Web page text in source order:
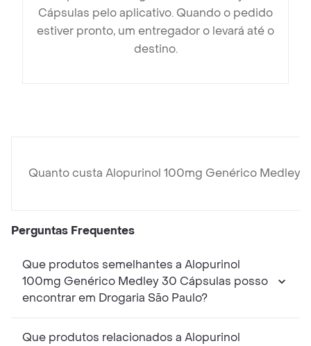
Cápsulas pelo aplicativo. Quando o pedido
estiver pronto, um entregador o levará até o
destino.
Quanto custa Alopurinol 100mg Genérico Medley
Perguntas Frequentes
Que produtos semelhantes a Alopurinol
100mg Genérico Medley 30 Cápsulas posso
encontrar em Drogaria São Paulo?
Que produtos relacionados a Alopurinol